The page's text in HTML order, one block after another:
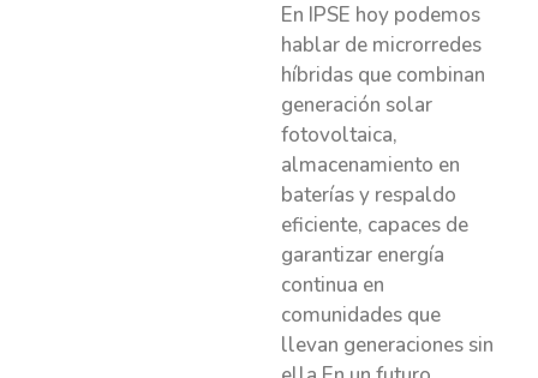
En IPSE hoy podemos
hablar de microrredes
híbridas que combinan
generación solar
fotovoltaica,
almacenamiento en
baterías y respaldo
eficiente, capaces de
garantizar energía
continua en
comunidades que
llevan generaciones sin